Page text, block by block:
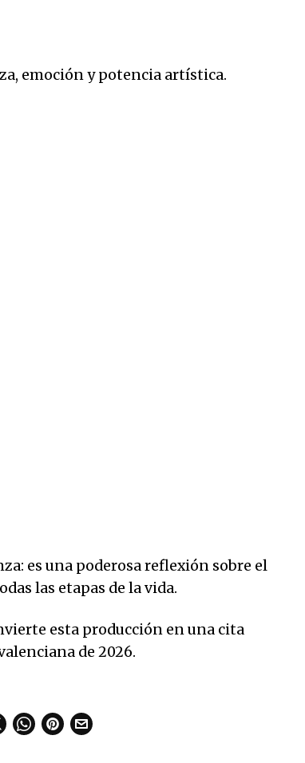
emoción y potencia artística.
es una poderosa reflexión sobre el
las etapas de la vida.
esta producción en una cita
de 2026.